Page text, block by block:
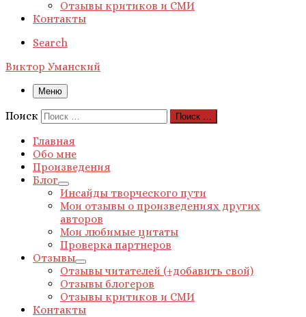
Отзывы критиков и СМИ
Контакты
Search
Виктор Уманский
Меню
Поиск Поиск …
Главная
Обо мне
Произведения
Блог
Инсайды творческого пути
Мои отзывы о произведениях других
авторов
Мои любимые цитаты
Проверка партнеров
Отзывы
Отзывы читателей (+добавить свой)
Отзывы блогеров
Отзывы критиков и СМИ
Контакты